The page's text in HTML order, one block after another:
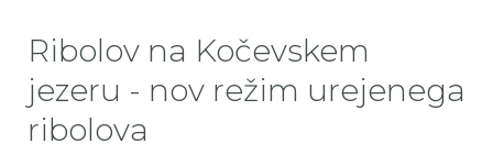
Ribolov na Kočevskem
jezeru - nov režim urejenega
ribolova